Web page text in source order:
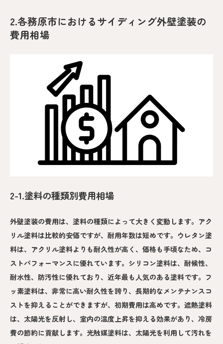
2.各務原市におけるサイディング外壁塗装の
費用相場
2-1.塗料の種類別費用相場
外壁塗装の費用は、塗料の種類によって大きく変動します。アク
リル塗料は比較的安価ですが、耐用年数は短めです。ウレタン塗
料は、アクリル塗料よりも耐久性が高く、価格も手頃なため、コ
ストパフォーマンスに優れています。シリコン塗料は、耐候性、
耐水性、防汚性に優れており、近年最も人気のある塗料です。フ
ッ素塗料は、非常に高い耐久性を誇り、長期的なメンテナンスコ
ストを抑えることができますが、初期費用は高めです。遮熱塗料
は、太陽光を反射し、室内の温度上昇を抑える効果があり、冷房
費の節約に貢献します。光触媒塗料は、太陽光を利用して汚れを